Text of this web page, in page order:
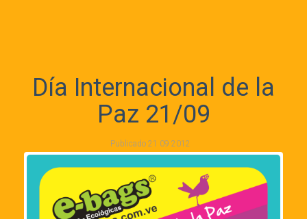
Día Internacional de la
Paz 21/09
Publicado 21 09 2012